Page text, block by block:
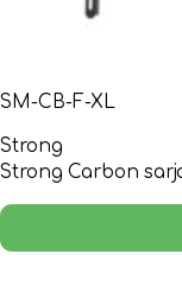
SM-CB-F-XL
Strong
Strong Carbon